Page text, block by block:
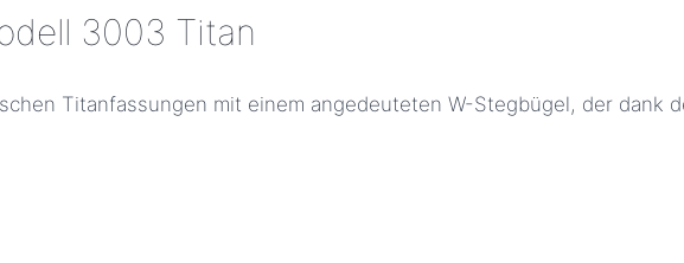
3003 Titan
Titanfassungen mit einem angedeuteten W-Stegbügel, der dank